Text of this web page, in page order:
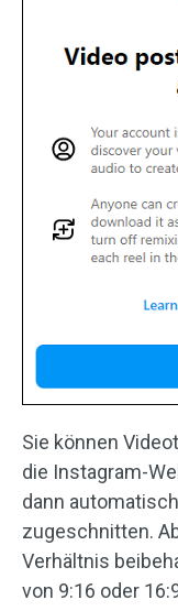
Sie können
die Instagram-
dann
zugeschnitten.
Verhältnis
von 9:16 oder